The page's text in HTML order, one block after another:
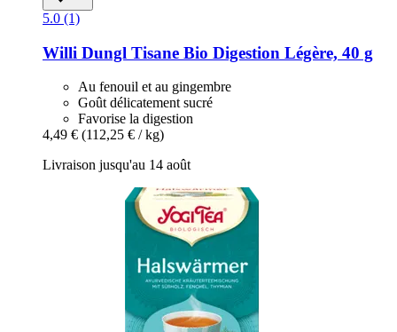
5.0 (1)
Willi Dungl Tisane Bio Digestion Légère, 40 g
Au fenouil et au gingembre
Goût délicatement sucré
Favorise la digestion
4,49 € (112,25 € / kg)
Livraison jusqu'au 14 août